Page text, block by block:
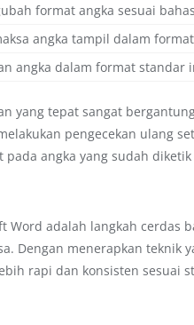
format angka sesuai
angka tampil dalam
angka dalam format standar
yang tepat sangat
pengecekan ulang
angka yang sudah
adalah langkah cerdas
Dengan menerapkan teknik
rapi dan konsisten sesuai